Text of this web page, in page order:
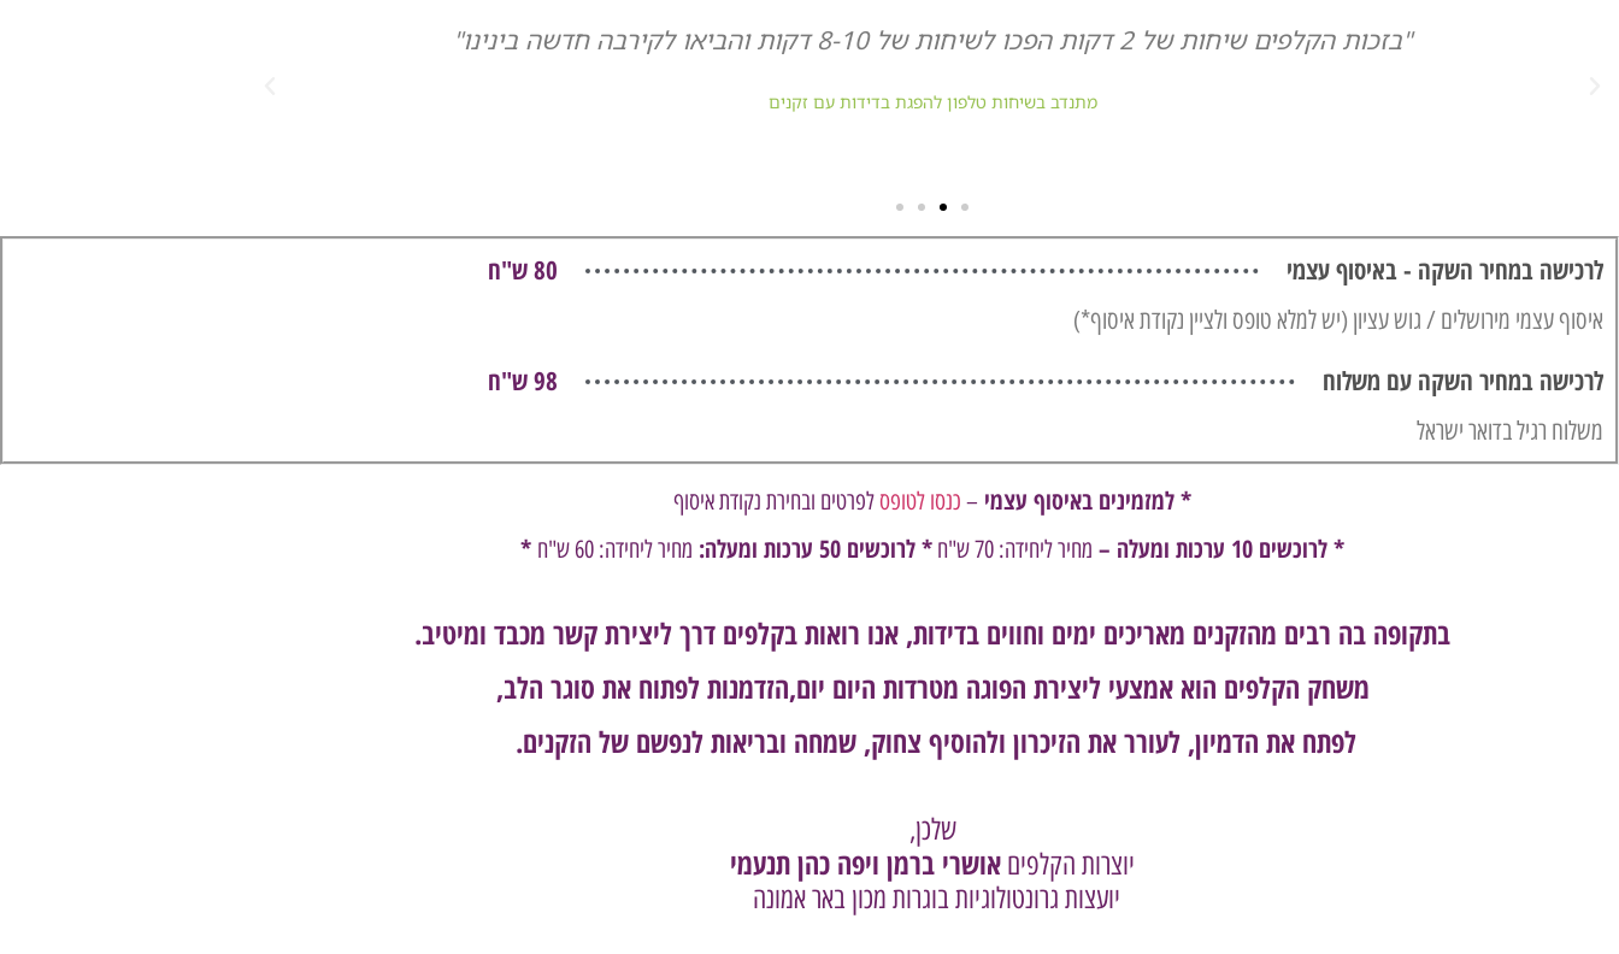
"כשיש לך בנק שאלות אתה מרגיש רגוע יותר ופנוי רגשית לביצוע השיחה"
מתנדב בשיחות טלפון להפגת בדידות עם זקנים
לרכישה במחיר השקה - באיסוף עצמי 80 ש"ח
איסוף עצמי מירושלים / גוש עציון (יש למלא טופס ולציין נקודת איסוף*)
לרכישה במחיר השקה עם משלוח 98 ש"ח
משלוח רגיל בדואר ישראל
* למזמינים באיסוף עצמי – כנסו לטופסלפרטים ובחירת נקודת איסוף
* לרוכשים 10 ערכות ומעלה – מחיר ליחידה: 70 ש"ח * לרוכשים 50 ערכות ומעלה: מחיר ליחידה: 60 ש"ח *
בתקופה בה רבים מהזקנים מאריכים ימים וחווים בדידות, אנו רואות בקלפים דרך ליצירת קשר מכבד ומיטיב.
משחק הקלפים הוא אמצעי ליצירת הפוגה מטרדות היום יום,הזדמנות לפתוח את סוגר הלב,
לפתח את הדמיון, לעורר את הזיכרון ולהוסיף צחוק, שמחה ובריאות לנפשם של הזקנים.
שלכן,
יוצרות הקלפים אושרי ברמן ויפה כהן תנעמי
יועצות גרונטולוגיות בוגרות מכון באר אמונה